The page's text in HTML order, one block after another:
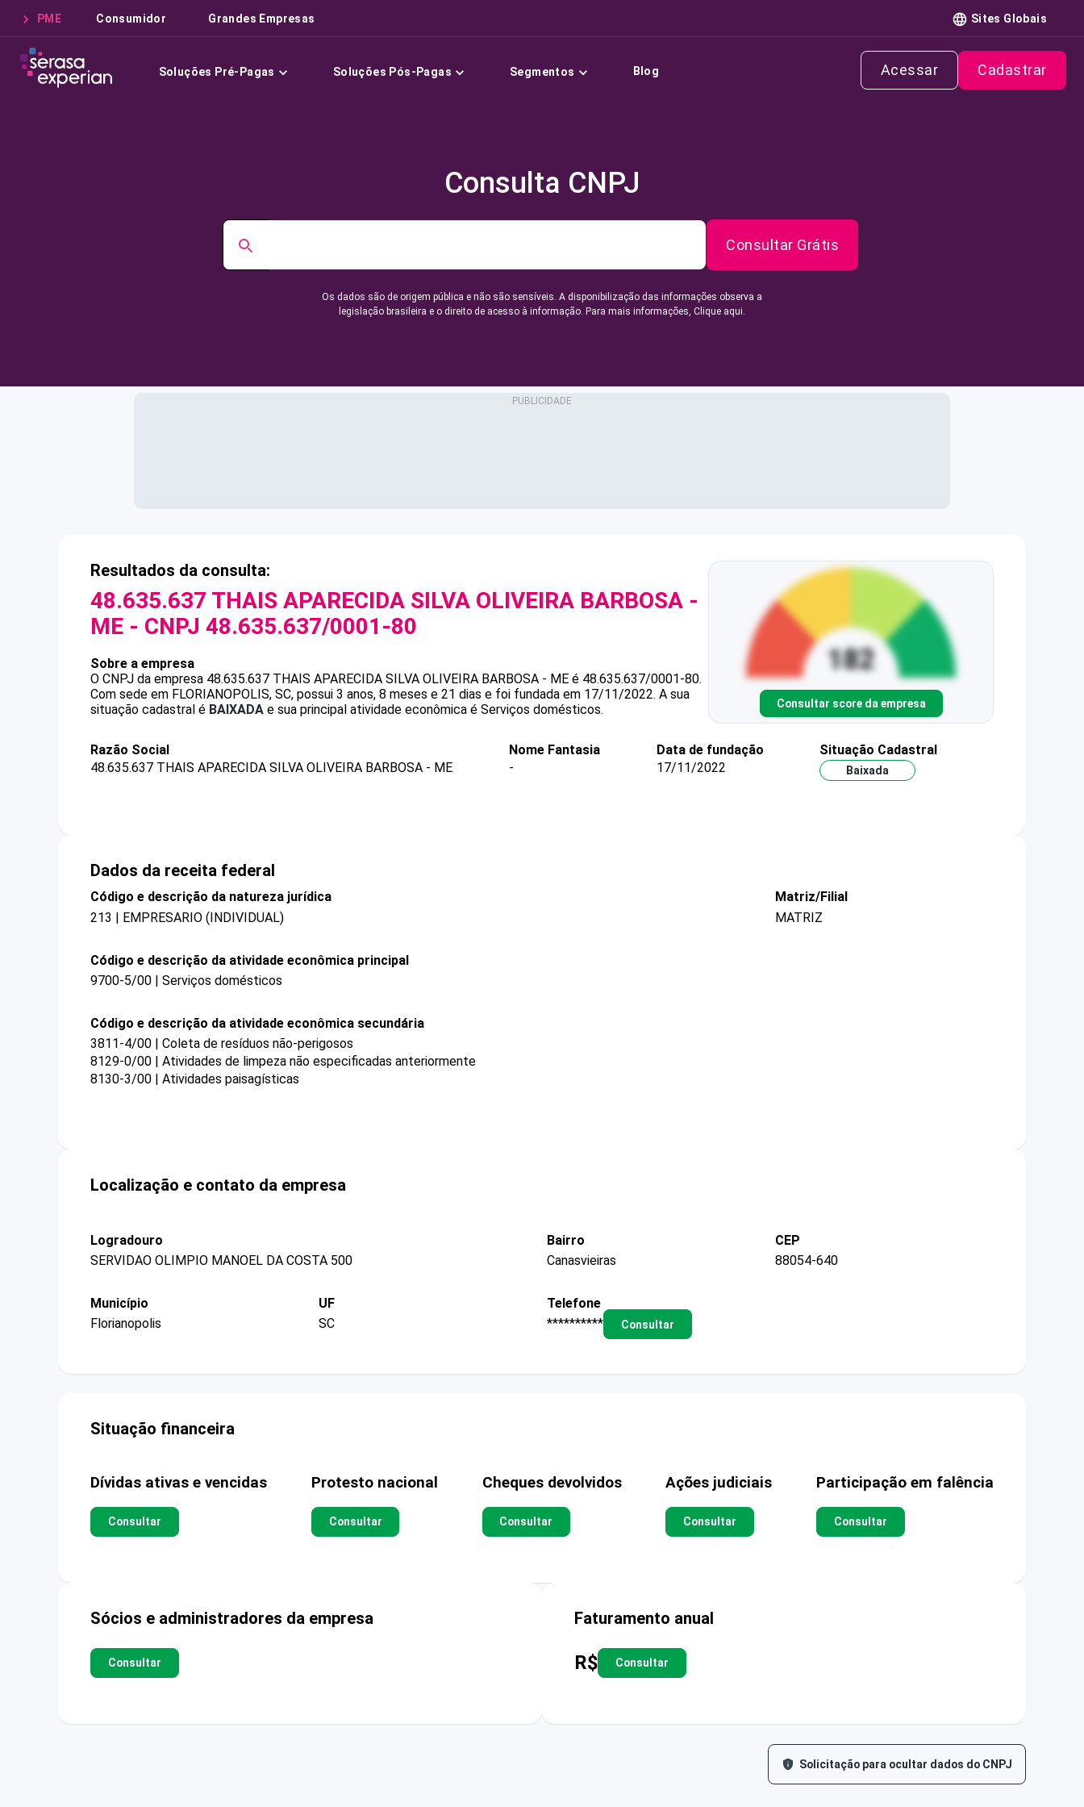
PME Consumidor Grandes Empresas Sites Globais
Soluções Pré-Pagas Soluções Pós-Pagas Segmentos Blog Acessar Cadastrar
Consulta CNPJ
Consultar Grátis
Os dados são de origem pública e não são sensíveis. A disponibilização das informações observa a
legislação brasileira e o direito de acesso à informação. Para mais informações, Clique aqui.
Resultados da consulta:
48.635.637 THAIS APARECIDA SILVA OLIVEIRA BARBOSA -
ME - CNPJ 48.635.637/0001-80
Sobre a empresa
O CNPJ da empresa 48.635.637 THAIS APARECIDA SILVA OLIVEIRA BARBOSA - ME é 48.635.637/0001-80.
Com sede em FLORIANOPOLIS, SC, possui 3 anos, 8 meses e 21 dias e foi fundada em 17/11/2022. A sua
situação cadastral é BAIXADA e sua principal atividade econômica é Serviços domésticos. Consultar score da empresa
Razão Social
48.635.637 THAIS APARECIDA SILVA OLIVEIRA BARBOSA - ME
Nome Fantasia
-
Data de fundação
17/11/2022
Situação Cadastral
Baixada
Dados da receita federal
Código e descrição da natureza jurídica
213 | EMPRESARIO (INDIVIDUAL)
Matriz/Filial
MATRIZ
Código e descrição da atividade econômica principal
9700-5/00 | Serviços domésticos
Código e descrição da atividade econômica secundária
3811-4/00 | Coleta de resíduos não-perigosos
8129-0/00 | Atividades de limpeza não especificadas anteriormente
8130-3/00 | Atividades paisagísticas
Localização e contato da empresa
Logradouro
SERVIDAO OLIMPIO MANOEL DA COSTA 500
Bairro
Canasvieiras
CEP
88054-640
Município
Florianopolis
UF
SC
Telefone
**********
Consultar
Situação financeira
Dívidas ativas e vencidas
Consultar
Protesto nacional
Consultar
Cheques devolvidos
Consultar
Ações judiciais
Consultar
Participação em falência
Consultar
Sócios e administradores da empresa
Consultar
Faturamento anual
R$ Consultar
Solicitação para ocultar dados do CNPJ